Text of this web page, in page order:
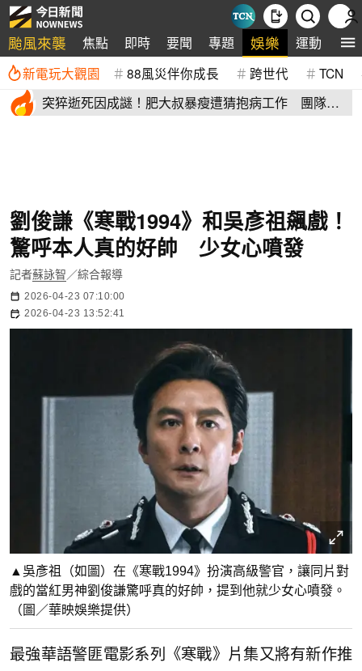
颱風來襲 焦點 即時 要聞 專題 娛樂 運動 全
新電玩大觀園 88風災伴你成長 跨世代 TCN
突猝逝死因成謎！肥大叔暴瘦遭猜抱病工作 團隊宣
劉俊謙《寒戰1994》和吳彥祖飆戲！
驚呼本人真的好帥 少女心噴發
記者蘇詠智 ／綜合報導
2026-04-23 07:10:00
2026-04-23 13:52:41
▲吳彥祖（如圖）在《寒戰1994》扮演高級警官，讓同片對
戲的當紅男神劉俊謙驚呼真的好帥，提到他就少女心噴發。
（圖／華映娛樂提供）
最強華語警匪電影系列《寒戰》片集又將有新作推